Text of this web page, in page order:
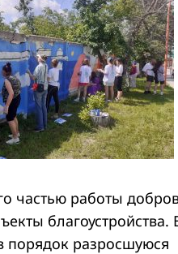
частью работы
порядок разросшуюся